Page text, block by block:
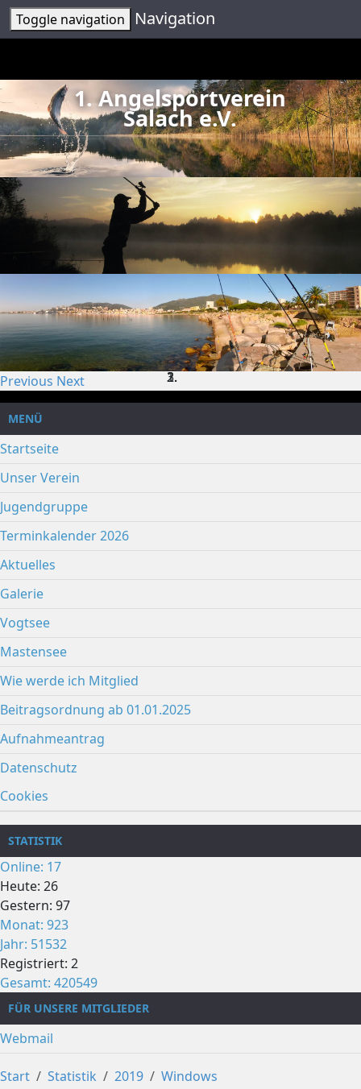
Toggle navigation Navigation
Previous Next
1. Angelsportverein
Salach e.V.
MENÜ
Startseite
Unser Verein
Jugendgruppe
Terminkalender 2026
Aktuelles
Galerie
Vogtsee
Mastensee
Wie werde ich Mitglied
Beitragsordnung ab 01.01.2025
Aufnahmeantrag
Datenschutz
Cookies
STATISTIK
Online: 17
Heute: 26
Gestern: 97
Monat: 923
Jahr: 51532
Registriert: 2
Gesamt: 420549
FÜR UNSERE MITGLIEDER
Webmail
Start Statistik 2019 Windows